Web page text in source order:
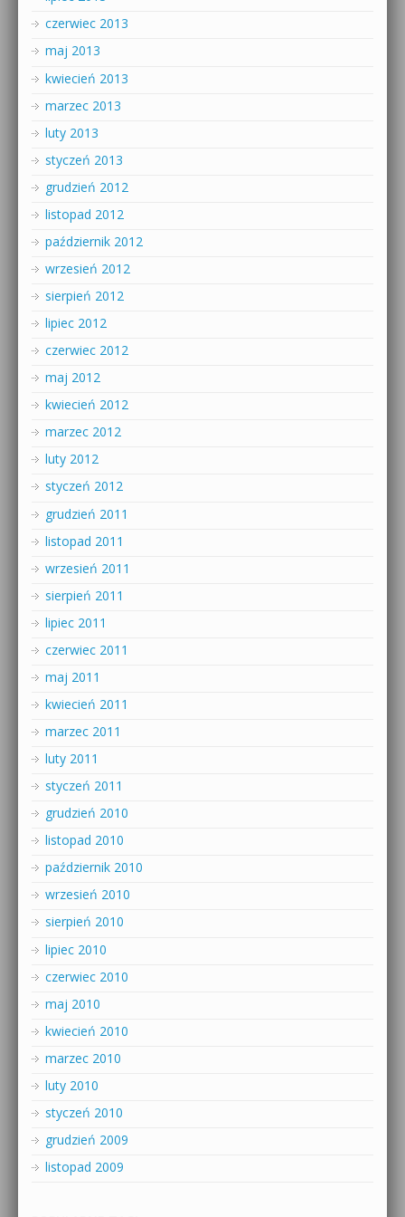
czerwiec 2013
maj 2013
kwiecień 2013
marzec 2013
luty 2013
styczeń 2013
grudzień 2012
listopad 2012
październik 2012
wrzesień 2012
sierpień 2012
lipiec 2012
czerwiec 2012
maj 2012
kwiecień 2012
marzec 2012
luty 2012
styczeń 2012
grudzień 2011
listopad 2011
wrzesień 2011
sierpień 2011
lipiec 2011
czerwiec 2011
maj 2011
kwiecień 2011
marzec 2011
luty 2011
styczeń 2011
grudzień 2010
listopad 2010
październik 2010
wrzesień 2010
sierpień 2010
lipiec 2010
czerwiec 2010
maj 2010
kwiecień 2010
marzec 2010
luty 2010
styczeń 2010
grudzień 2009
listopad 2009